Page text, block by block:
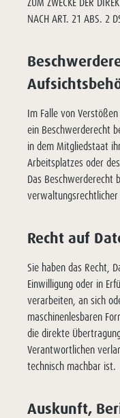
NACH ART. 21 ABS. 2
Im Falle von
ein Beschwerderecht
in dem Mitgliedstaat
Arbeitsplatzes oder
Das Beschwerderecht
Recht auf
Sie haben das Recht,
Einwilligung oder in
verarbeiten, an sich
maschinenlesbaren
die direkte
Verantwortlichen
technisch machbar ist.
Auskunft,